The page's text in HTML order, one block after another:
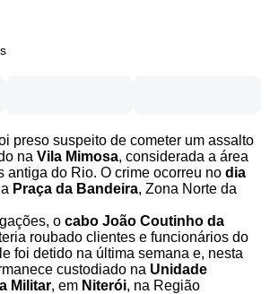
preso suspeito de cometer um assalto
na Vila Mimosa, considerada a área
antiga do Rio. O crime ocorreu no dia
Praça da Bandeira, Zona Norte da
o cabo João Coutinho da
roubado clientes e funcionários do
foi detido na última semana e, nesta
custodiado na Unidade
Militar, em Niterói, na Região